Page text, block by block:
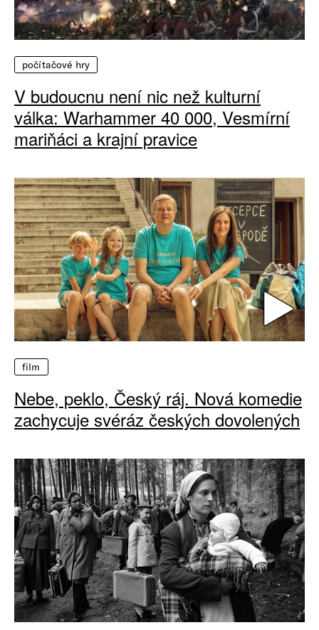
počítačové hry
V budoucnu není nic než kulturní
válka: Warhammer 40 000, Vesmírní
mariňáci a krajní pravice
film
Nebe, peklo, Český ráj. Nová komedie
zachycuje svéráz českých dovolených